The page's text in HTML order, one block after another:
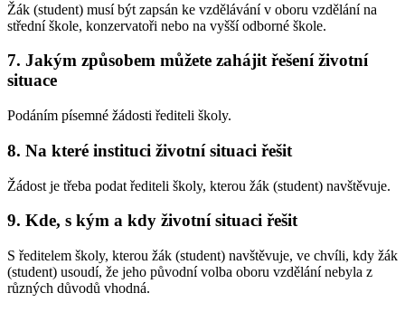
Žák (student) musí být zapsán ke vzdělávání v oboru vzdělání na
střední škole, konzervatoři nebo na vyšší odborné škole.
7. Jakým způsobem můžete zahájit řešení životní
situace
Podáním písemné žádosti řediteli školy.
8. Na které instituci životní situaci řešit
Žádost je třeba podat řediteli školy, kterou žák (student) navštěvuje.
9. Kde, s kým a kdy životní situaci řešit
S ředitelem školy, kterou žák (student) navštěvuje, ve chvíli, kdy žák
(student) usoudí, že jeho původní volba oboru vzdělání nebyla z
různých důvodů vhodná.